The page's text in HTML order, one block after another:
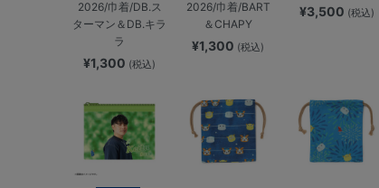
2026/巾着/DB.ス
ターマン＆DB.キラ
ラ
¥1,300 (税込)
2026/巾着/BART
＆CHAPY
¥1,300 (税込)
¥3,500 (税込)